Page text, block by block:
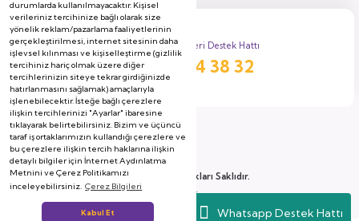
durumlarda kullanılmayacaktır. Kişisel
verileriniz tercihinize bağlı olarak size
yönelik reklam/pazarlama faaliyetlerinin
gerçekleştirilmesi, internet sitesinin daha
işlevsel kılınması ve kişiselleştirme (gizlilik
tercihiniz hariç olmak üzere diğer
tercihlerinizin siteye tekrar girdiğinizde
hatırlanmasını sağlamak) amaçlarıyla
işlenebilecektir. İsteğe bağlı çerezlere
ilişkin tercihlerinizi "Ayarlar" ibaresine
tıklayarak belirtebilirsiniz. Bizim ve üçüncü
taraf iş ortaklarımızın kullandığı çerezlere ve
bu çerezlere ilişkin tercih haklarına ilişkin
detaylı bilgiler için İnternet Aydınlatma
Metnini ve Çerez Politikamızı
inceleyebilirsiniz. Çerez Bilgileri
Kabul Et Whatsapp Destek Hattı
2026 Copyright, Tüm Hakları Saklıdır.
Soyserin Grup Mobilya A.Ş
Müşteri Destek Hattı
444 38 32